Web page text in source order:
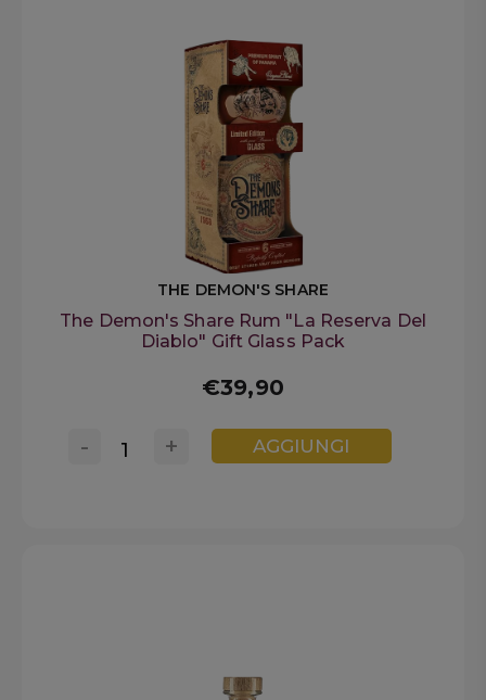
THE DEMON'S SHARE
The Demon's Share Rum "La Reserva Del
Diablo" Gift Glass Pack
€39,90
+
- AGGIUNGI